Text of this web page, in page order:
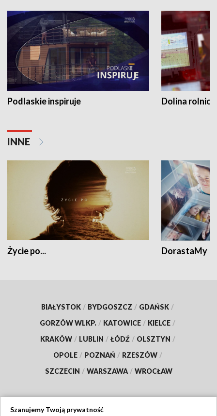
Podlaskie inspiruje Dolina
INNE
Życie po... DorastaMy
BIAŁYSTOK / BYDGOSZCZ / GDAŃSK /
GORZÓW WLKP. / KATOWICE / KIELCE /
KRAKÓW / LUBLIN / ŁÓDŹ / OLSZTYN /
OPOLE / POZNAŃ / RZESZÓW /
SZCZECIN / WARSZAWA / WROCŁAW
Szanujemy Twoją prywatność